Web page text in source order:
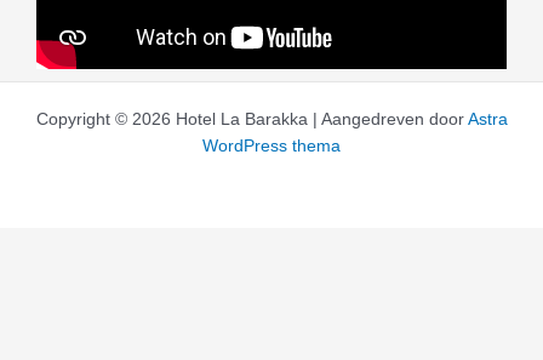
Copyright © 2026 Hotel La Barakka | Aangedreven door Astra
WordPress thema